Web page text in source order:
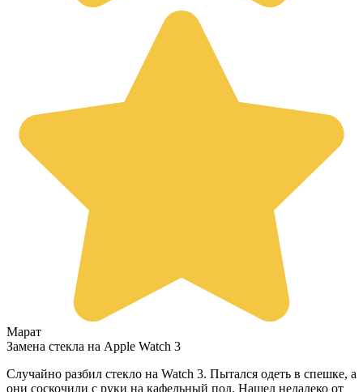
Марат
Замена стекла на Apple Watch 3
Случайно разбил стекло на Watch 3. Пытался одеть в спешке, а
они соскочили с руки на кафельный пол. Нашел недалеко от